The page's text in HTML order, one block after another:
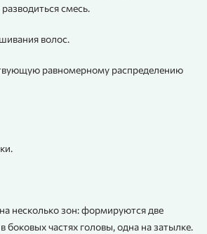
смесь.
волос.
равномерному распределению
несколько зон: формируются две
боковых частях головы, одна на затылке.